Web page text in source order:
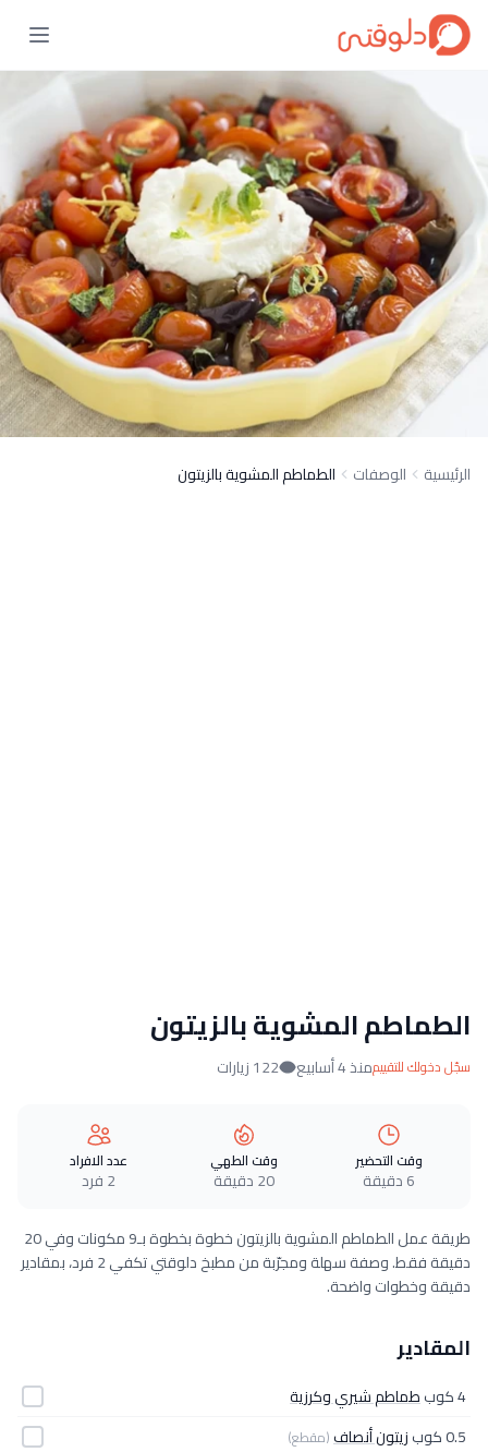
الرئيسية الوصفات الطماطم المشوية بالزيتون
الطماطم المشوية بالزيتون
سجّل دخولك للتقييممنذ 4 أسابيع 122 زيارات
وقت التحضير
6 دقيقة
وقت الطهي
20 دقيقة
عدد الافراد
2 فرد
طريقة عمل الطماطم المشوية بالزيتون خطوة بخطوة بـ9 مكونات وفي 20
دقيقة فقط. وصفة سهلة ومجرّبة من مطبخ دلوقتي تكفي 2 فرد، بمقادير
دقيقة وخطوات واضحة.
المقادير
4 كوب
طماطم شيري وكرزية
0.5 كوب
زيتون أنصاف(مقطع)